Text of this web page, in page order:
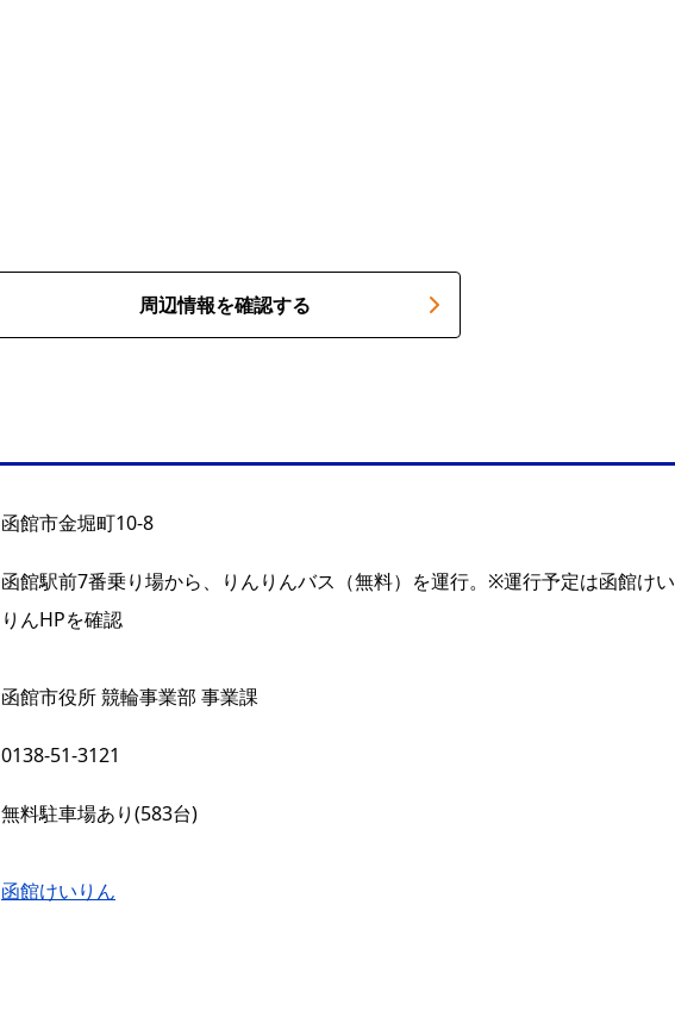
周辺情報を確認する
函館市金堀町10-8
函館駅前7番乗り場から、りんりんバス（無料）を運行。※運行予定は函館けい
りんHPを確認
函館市役所 競輪事業部 事業課
0138-51-3121
無料駐車場あり(583台)
函館けいりん